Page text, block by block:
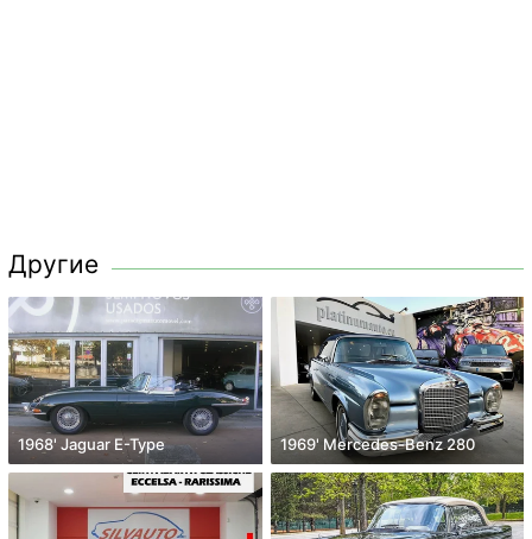
Другие
1968' Jaguar E-Type 1969' Mercedes-Benz 280